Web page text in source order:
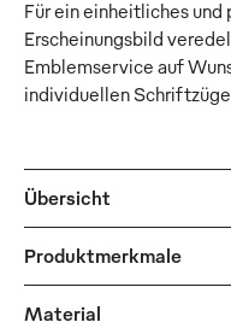
Für ein einheitliches
Erscheinungsbild
Emblemservice auf
individuellen
Übersicht
Produktmerkmale
Material